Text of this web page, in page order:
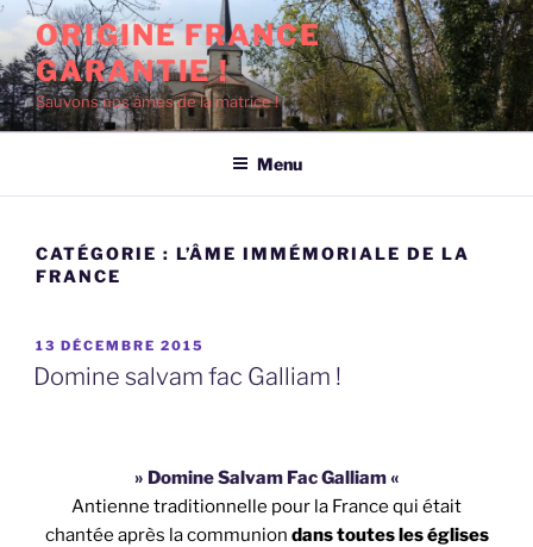
Aller
contenu
principal
ORIGINE FRANCE
GARANTIE !
Sauvons nos âmes de la matrice !
Menu
CATÉGORIE : L’ÂME IMMÉMORIALE DE LA
FRANCE
PUBLIÉ
LE
13 DÉCEMBRE 2015
Domine salvam fac Galliam !
» Domine Salvam Fac Galliam «
Antienne traditionnelle pour la France qui était
chantée après la communion dans toutes les églises